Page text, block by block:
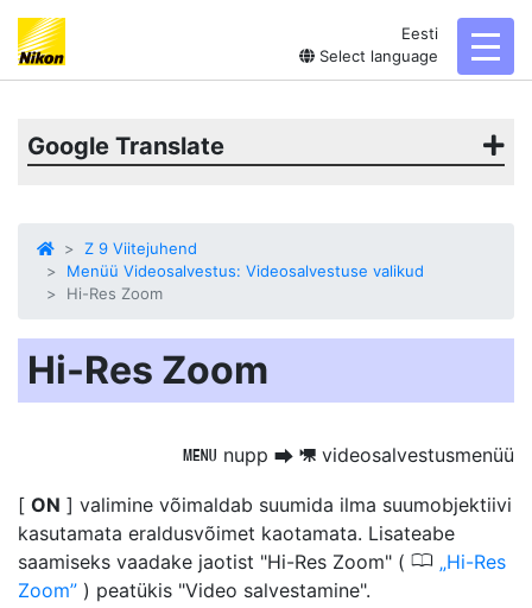
Eesti
Select language
Google Translate
Z 9 Viitejuhend
Menüü Videosalvestus: Videosalvestuse valikud
Hi-Res Zoom
Hi-Res Zoom
G nupp U 1 videosalvestusmenüü
[ ON ] valimine võimaldab suumida ilma suumobjektiivi
kasutamata eraldusvõimet kaotamata. Lisateabe
saamiseks vaadake jaotist "Hi-Res Zoom" ( 0 Hi-Res
Zoom
) peatükis "Video salvestamine".